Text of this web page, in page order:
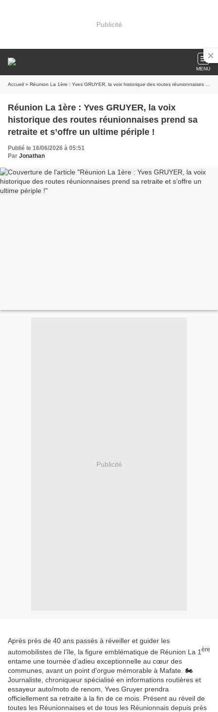
Publicité
MENU
Accueil » Réunion La 1ère : Yves GRUYER, la voix historique des routes réunionnaises prend sa retraite et s’offre un ultime périple !
Réunion La 1ère : Yves GRUYER, la voix
historique des routes réunionnaises prend sa
retraite et s’offre un ultime périple !
Publié le 16/06/2026 à 05:51
Par Jonathan
Publicité
Après près de 40 ans passés à réveiller et guider les
automobilistes de l’île, la figure emblématique de Réunion La 1 ère
entame une tournée d’adieu exceptionnelle au cœur des
communes, avant un point d'orgue mémorable à Mafate. 🏍️
Journaliste, chroniqueur spécialisé en informations routières et
essayeur auto/moto de renom, Yves Gruyer prendra
officiellement sa retraite à la fin de ce mois. Présent au réveil de
toutes les Réunionnaises et de tous les Réunionnais depuis près